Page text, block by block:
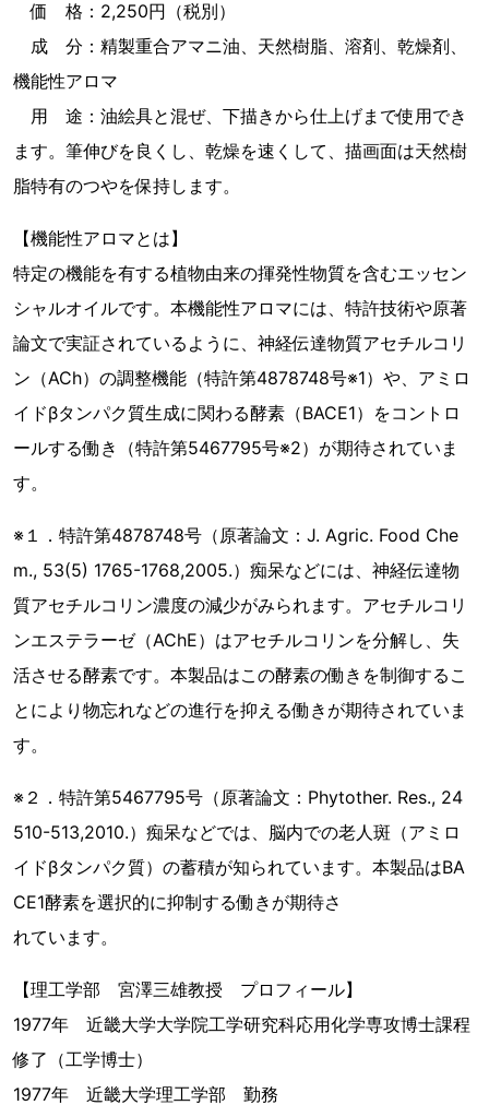
価 格：2,250円（税別）
成 分：精製重合アマニ油、天然樹脂、溶剤、乾燥剤、
機能性アロマ
用 途：油絵具と混ぜ、下描きから仕上げまで使用でき
ます。筆伸びを良くし、乾燥を速くして、描画面は天然樹
脂特有のつやを保持します。
【機能性アロマとは】
特定の機能を有する植物由来の揮発性物質を含むエッセン
シャルオイルです。本機能性アロマには、特許技術や原著
論文で実証されているように、神経伝達物質アセチルコリ
ン（ACh）の調整機能（特許第4878748号※1）や、アミロ
イドβタンパク質生成に関わる酵素（BACE1）をコントロ
ールする働き（特許第5467795号※2）が期待されていま
す。
※１．特許第4878748号（原著論文：J. Agric. Food Che
m., 53(5) 1765-1768,2005.）痴呆などには、神経伝達物
質アセチルコリン濃度の減少がみられます。アセチルコリ
ンエステラーゼ（AChE）はアセチルコリンを分解し、失
活させる酵素です。本製品はこの酵素の働きを制御するこ
とにより物忘れなどの進行を抑える働きが期待されていま
す。
※２．特許第5467795号（原著論文：Phytother. Res., 24
510-513,2010.）痴呆などでは、脳内での老人斑（アミロ
イドβタンパク質）の蓄積が知られています。本製品はBA
CE1酵素を選択的に抑制する働きが期待さ
れています。
【理工学部 宮澤三雄教授 プロフィール】
1977年 近畿大学大学院工学研究科応用化学専攻博士課程
修了（工学博士）
1977年 近畿大学理工学部 勤務